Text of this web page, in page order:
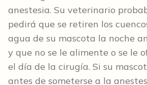
anestesia. Su veterinario
pedirá que se retiren los
agua de su mascota la noche
y que no se le alimente o se le
el día de la cirugía. Si su
antes de someterse a la